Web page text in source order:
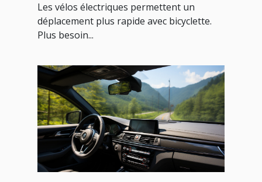
Les vélos électriques permettent un
déplacement plus rapide avec bicyclette.
Plus besoin...